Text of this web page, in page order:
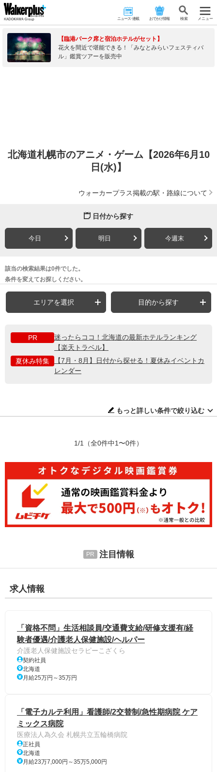
ニュース･連載 おでかけ情報 検 索 メニュー
【臨港パーク席と宿泊ホテルがセット】
花火を間近で堪能できる！「みなとみらいフェスティバ
ル」鑑賞ツアーを販売中
北海道札幌市のアニメ・ゲーム【2026年6月10
日(水)】
ウォーカープラス掲載の駅・路線について
日付から探す
今日 明日 今週末
該当の検索結果は0件でした。
条件を変えてお探しください。
エリアを選択 目的から探す
PR
迷ったらココ！北海道の最新ホテルランキング
【楽天トラベル】
夏休み特集
【7月・8月】日付から探せる！夏休みイベントカ
レンダー
もっと詳しい条件で絞り込む
1/1 （全0件中1〜0件）
注目情報
求人情報
「資格不問」生活相談員/交通費支給/研修支援有/経
験者優遇/介護老人保健施設/ヘルパー
介護老人保健施設セラピーこざくら
契約社員
北海道
月給25万円～35万円
「電子カルテ利用」看護師/2交替制/急性期病院 ケア
ミックス病院
医療法人為久会 札幌共立五輪橋病院
正社員
北海道
月給23万7,000円～35万5,000円